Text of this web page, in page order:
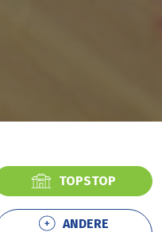
TOPSTOP
ANDERE